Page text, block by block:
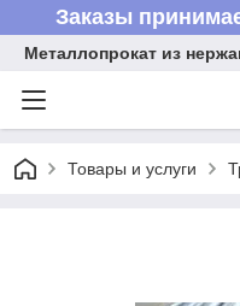
Заказы
Металлопрокат из
Товары и услуги